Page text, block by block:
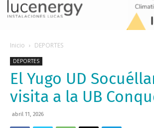
Inicio DEPORTES
DEPORTES
El Yugo UD
visita a la UB
abril 11, 2026